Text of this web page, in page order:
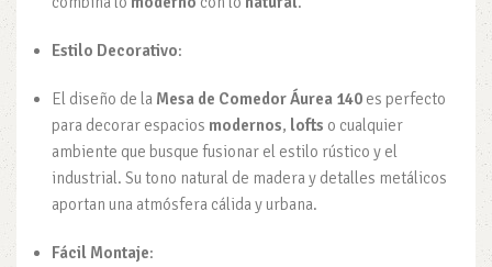
Estilo Decorativo:
El diseño de la Mesa de Comedor Áurea 140 es perfecto
para decorar espacios modernos, lofts o cualquier
ambiente que busque fusionar el estilo rústico y el
industrial. Su tono natural de madera y detalles metálicos
aportan una atmósfera cálida y urbana.
Fácil Montaje: